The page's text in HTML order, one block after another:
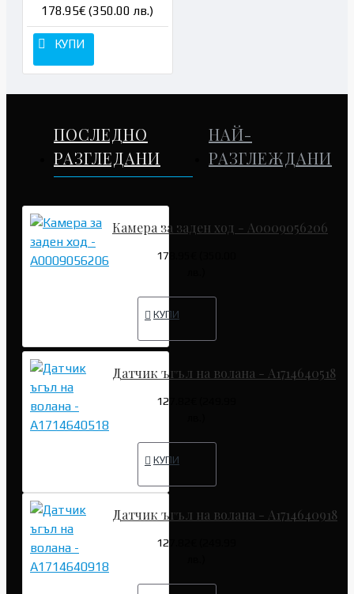
178.95€ (350.00 лв.)
КУПИ
ПОСЛЕДНО
РАЗГЛЕДАНИ
НАЙ-
РАЗГЛЕЖДАНИ
Камера за заден ход - A0009056206
178.95€ (350.00
КУПИ
Датчик ъгъл на волана - A1714640518
127.82€ (249.99
КУПИ
Датчик ъгъл на волана - A1714640918
127.82€ (249.99